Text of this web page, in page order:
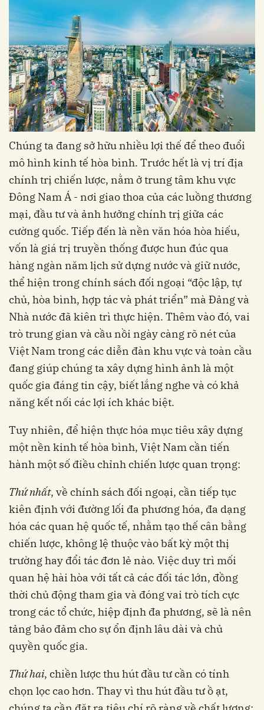
Chúng ta đang sở hữu nhiều lợi thế để theo đuổi
mô hình kinh tế hòa bình. Trước hết là vị trí địa
chính trị chiến lược, nằm ở trung tâm khu vực
Đông Nam Á - nơi giao thoa của các luồng thương
mại, đầu tư và ảnh hưởng chính trị giữa các
cường quốc. Tiếp đến là nền văn hóa hòa hiếu,
vốn là giá trị truyền thống được hun đúc qua
hàng ngàn năm lịch sử dựng nước và giữ nước,
thể hiện trong chính sách đối ngoại “độc lập, tự
chủ, hòa bình, hợp tác và phát triển” mà Đảng và
Nhà nước đã kiên trì thực hiện. Thêm vào đó, vai
trò trung gian và cầu nồi ngày càng rõ nét của
Việt Nam trong các diễn đàn khu vực và toàn cầu
đang giúp chúng ta xây dựng hình ảnh là một
quốc gia đáng tin cậy, biết lắng nghe và có khả
năng kết nối các lợi ích khác biệt.
Tuy nhiên, để hiện thực hóa mục tiêu xây dựng
một nền kinh tế hòa bình, Việt Nam cần tiến
hành một số điều chỉnh chiến lược quan trọng:
Thứ nhất, về chính sách đối ngoại, cần tiếp tục
kiên định với đường lối đa phương hóa, đa dạng
hóa các quan hệ quốc tế, nhằm tạo thế cân bằng
chiến lược, không lệ thuộc vào bất kỳ một thị
trường hay đổi tác đơn lẻ nào. Việc duy trì mối
quan hệ hài hòa với tất cả các đối tác lớn, đồng
thời chủ động tham gia và đóng vai trò tích cực
trong các tổ chức, hiệp định đa phương, sẽ là nên
tảng bảo đảm cho sự ổn định lâu dài và chủ
quyền quốc gia.
Thứ hai, chiền lược thu hút đầu tư cần có tính
chọn lọc cao hơn. Thay vì thu hút đầu tư ồ ạt,